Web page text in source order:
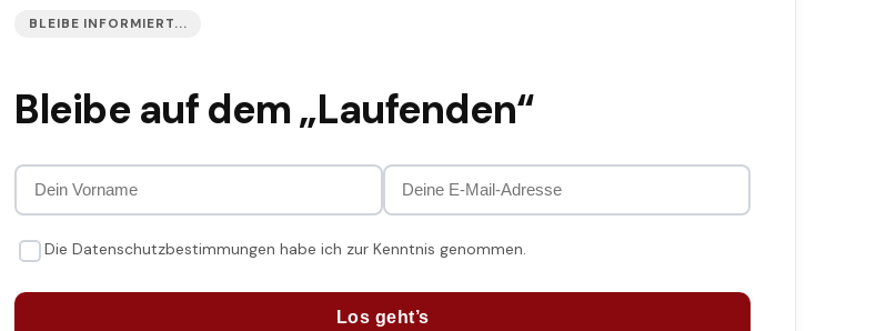
BLEIBE INFORMIERT...
Bleibe auf dem „Laufenden“
Die Datenschutzbestimmungen habe ich zur Kenntnis genommen.
Los geht’s